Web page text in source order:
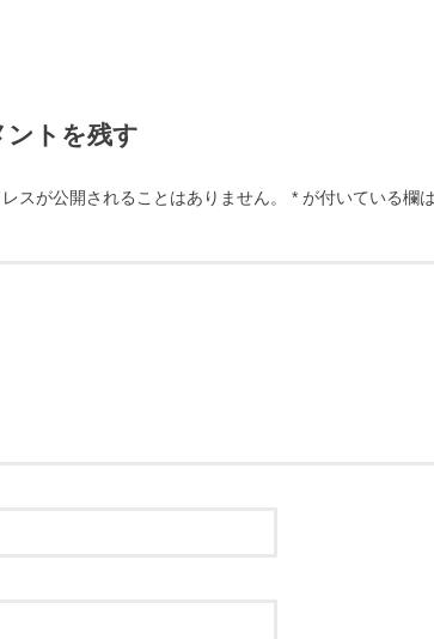
ントを残す
スが公開されることはありません。 * が付いている欄